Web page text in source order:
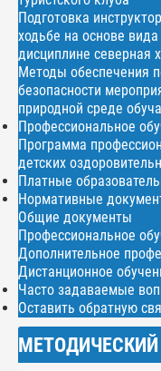
Подготовка
ходьбе на основе
дисциплине северная
Методы обеспечения
безопасности
природной среде
Профессиональное
Программа
детских
Платные
Нормативные
Общие документы
Профессиональное
Дополнительное
Дистанционное
Часто задаваемые
Оставить обратную
МЕТОДИЧЕСКИЙ